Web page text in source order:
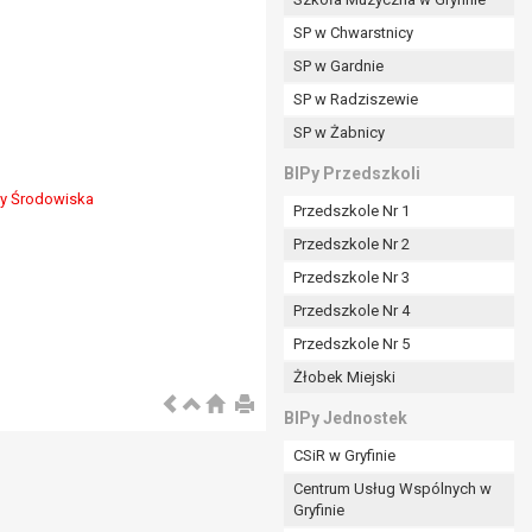
Środowiska
SP w Chwarstnicy
SP w Gardnie
SP w Radziszewie
SP w Żabnicy
BIPy Przedszkoli
Przedszkole Nr 1
Przedszkole Nr 2
Przedszkole Nr 3
Przedszkole Nr 4
Przedszkole Nr 5
Żłobek Miejski
BIPy Jednostek
CSiR w Gryfinie
Centrum Usług Wspólnych w
Gryfinie
gdy:
danych i nie ma innej podstawy prawnej
sprawdzić prawidłowość tych danych,
w zamian ich ograniczenia,
obrony lub dochodzenia roszczeń,
podstawy po stronie administratora są
wyrażonej przez tą osobę,
podstawą prawną jest: